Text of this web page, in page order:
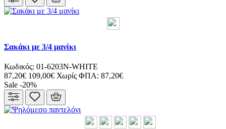
Σακάκι με 3/4 μανίκι
Κωδικός: 01-6203N-WHITE
87,20€ 109,00€ Χωρίς ΦΠΑ: 87,20€
Sale -20%